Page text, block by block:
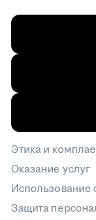
Этика и
Оказание услуг
Использование
Защита